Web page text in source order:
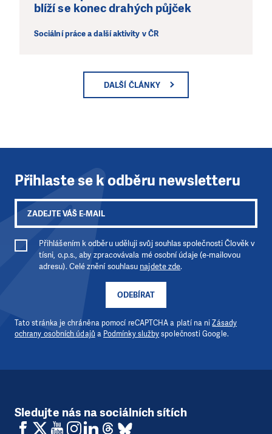
blíží se konec drahých půjček
Sociální práce a další aktivity v ČR
DALŠÍ ČLÁNKY
Přihlaste se k odběru newsletteru
ODEBÍRAT
Přihlášením k odběru uděluji svůj souhlas společnosti Člověk v
tísni, o.p.s., aby zpracovávala mé osobní údaje (e-mailovou
adresu). Celé znění souhlasu najdete zde.
Tato stránka je chráněna pomocí reCAPTCHA a platí na niZásady
ochrany osobních údajů a Podmínky službyspolečnosti Google.
Sledujte nás na sociálních sítích